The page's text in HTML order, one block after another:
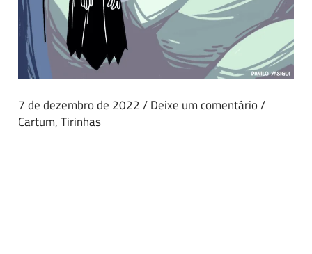
7 de dezembro de 2022/Deixe um comentário/
Cartum,Tirinhas